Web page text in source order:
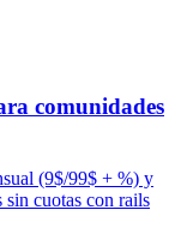
comunidades
(9$/99$ + %) y
sin cuotas con rails